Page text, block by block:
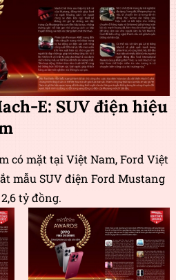
E: SUV điện hiệu
có mặt tại Việt Nam, Ford Việt
mẫu SUV điện Ford Mustang
tỷ đồng.